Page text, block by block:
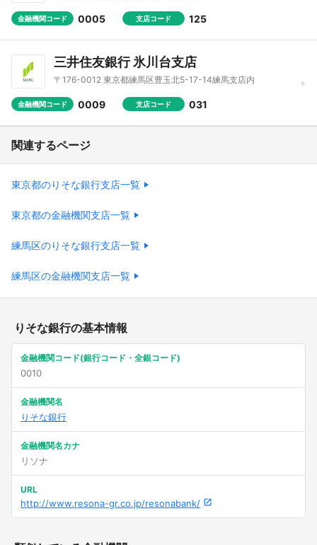
金融機関コード 0005 支店コード 125
三井住友銀行 氷川台支店
〒176-0012 東京都練馬区豊玉北5-17-14練馬支店内
金融機関コード 0009 支店コード 031
関連するページ
東京都のりそな銀行支店一覧
東京都の金融機関支店一覧
練馬区のりそな銀行支店一覧
練馬区の金融機関支店一覧
りそな銀行の基本情報
金融機関コード(銀行コード・全銀コード)
0010
金融機関名
りそな銀行
金融機関名カナ
リソナ
URL
http://www.resona-gr.co.jp/resonabank/